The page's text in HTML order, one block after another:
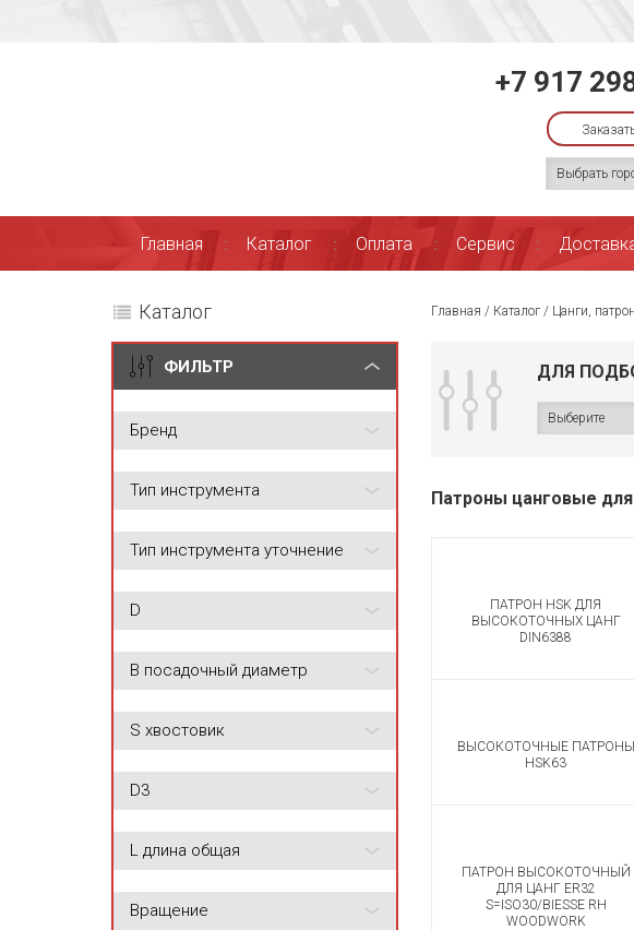
+7 917
Главная Каталог Оплата Сервис
Каталог
ФИЛЬТР
Бренд
Тип инструмента
Тип инструмента уточнение
D
B посадочный диаметр
S хвостовик
D3
L длина общая
Вращение
Главная / Каталог / Цанги,
ДЛЯ
Патроны цанговые
ПАТРОН HSK ДЛЯ
ВЫСОКОТОЧНЫХ ЦАНГ
DIN6388
ВЫСОКОТОЧНЫЕ ПАТРОНЫ
HSK63
ПАТРОН ВЫСОКОТОЧНЫЙ
ДЛЯ ЦАНГ ER32
S=ISO30/BIESSE RH
WOODWORK